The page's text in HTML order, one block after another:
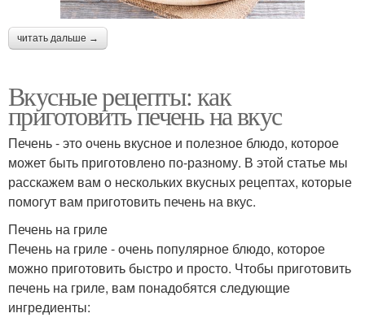
читать дальше →
Вкусные рецепты: как
приготовить печень на вкус
Печень - это очень вкусное и полезное блюдо, которое
может быть приготовлено по-разному. В этой статье мы
расскажем вам о нескольких вкусных рецептах, которые
помогут вам приготовить печень на вкус.
Печень на гриле
Печень на гриле - очень популярное блюдо, которое
можно приготовить быстро и просто. Чтобы приготовить
печень на гриле, вам понадобятся следующие
ингредиенты: